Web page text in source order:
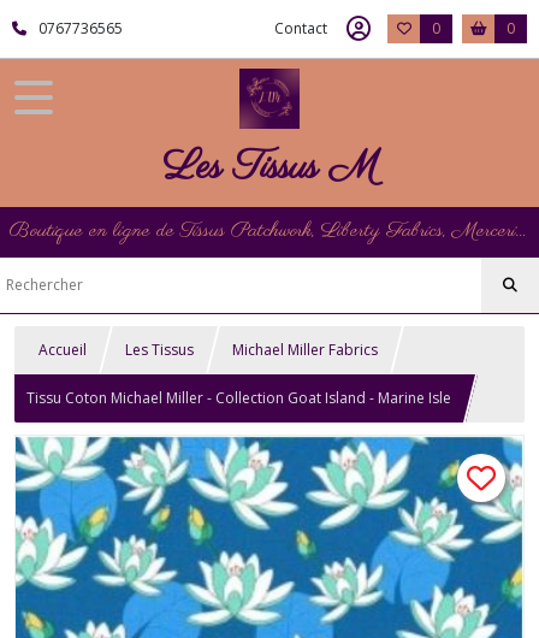
0767736565 Contact 0 0
Les Tissus M
Boutique en ligne de Tissus Patchwork, Liberty Fabrics, Mercerie et Matériel de Point de Croix
Accueil Les Tissus Michael Miller Fabrics
Tissu Coton Michael Miller - Collection Goat Island - Marine Isle